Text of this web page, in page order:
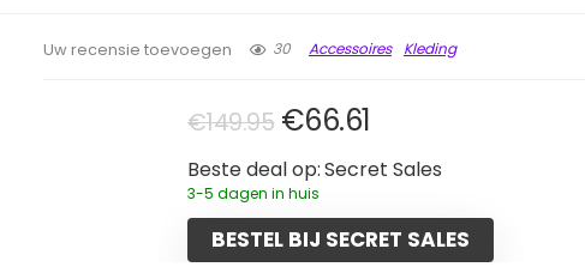
Uw recensie toevoegen 30 Accessoires Kleding
€149.95 Oorspronkelijke prijs
€66.61
Beste deal op: Secret Sales
3-5 dagen in huis
BESTEL BIJ SECRET SALES